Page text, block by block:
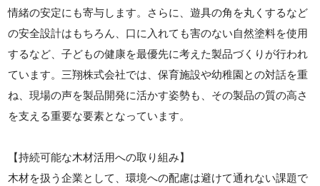
情緒の安定にも寄与します。さらに、遊具の角を丸くするなど
の安全設計はもちろん、口に入れても害のない自然塗料を使用
するなど、子どもの健康を最優先に考えた製品づくりが行われ
ています。三翔株式会社では、保育施設や幼稚園との対話を重
ね、現場の声を製品開発に活かす姿勢も、その製品の質の高さ
を支える重要な要素となっています。
【持続可能な木材活用への取り組み】
木材を扱う企業として、環境への配慮は避けて通れない課題で